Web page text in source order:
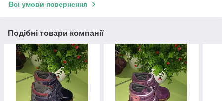
Всі умови повернення
Подібні товари компанії